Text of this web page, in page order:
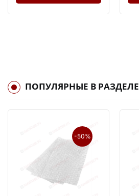
ПОПУЛЯРНЫЕ В РАЗДЕЛЕ
-50%